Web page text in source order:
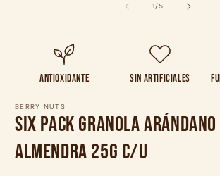
1/de
5
Antioxidante Sin artificiales
BERRY NUTS
Six Pack Granola
Almendra 25g c/u